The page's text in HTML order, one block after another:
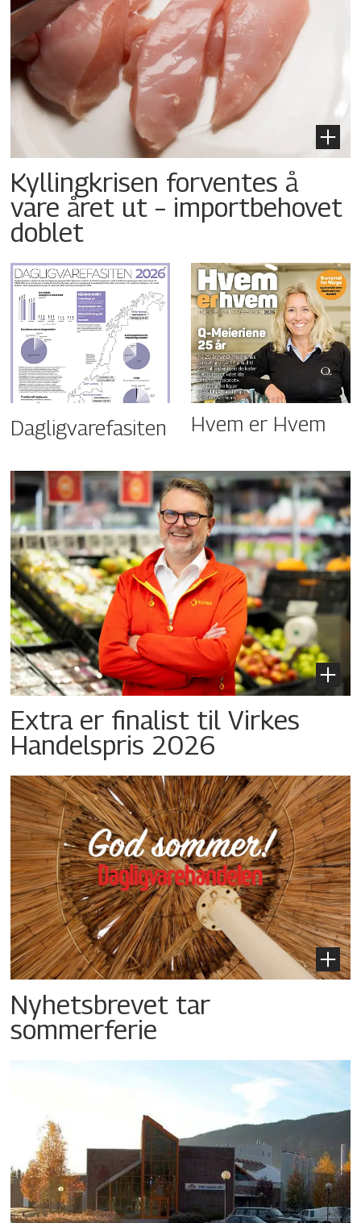
Kyllingkrisen forventes å
vare året ut – importbehovet
doblet
Dagligvarefasiten Hvem er Hvem
Extra er finalist til Virkes
Handelspris 2026
Nyhetsbrevet tar
sommerferie